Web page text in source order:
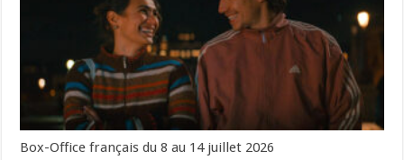
Box-Office français du 8 au 14 juillet 2026